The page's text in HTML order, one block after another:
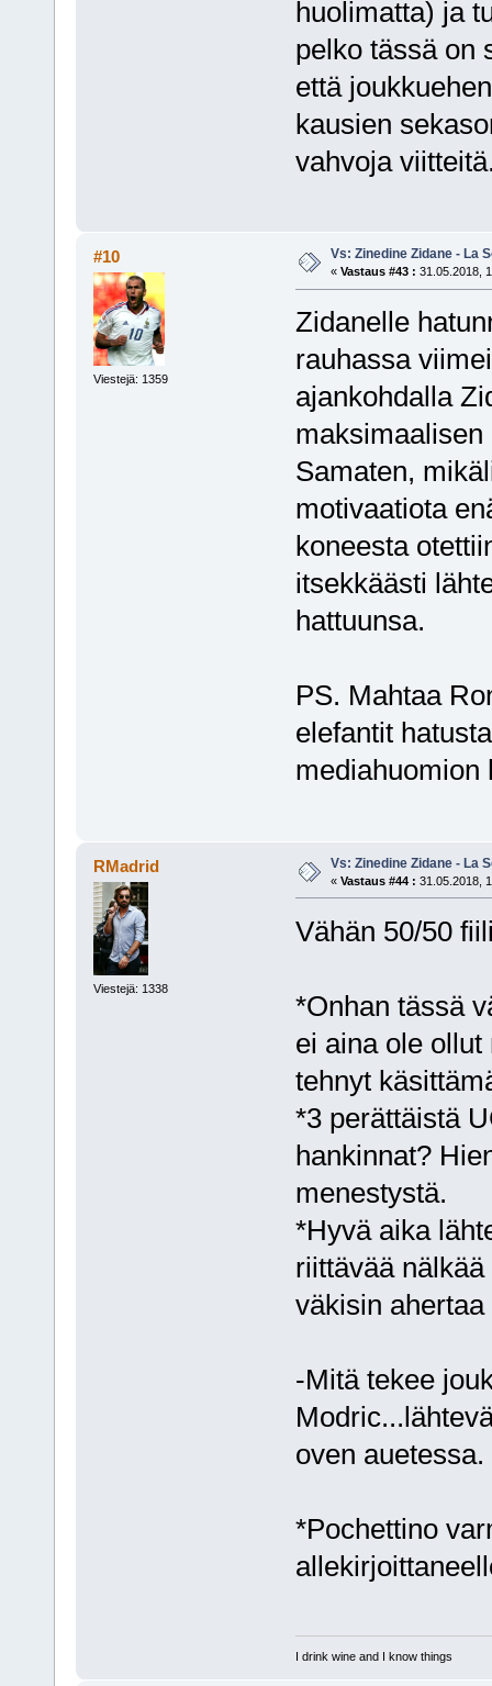
huolimatta) ja
pelko tässä on
että
kausien
vahvoja
#10
Viestejä: 1359
Vs: Zinedine Zidane - La
« Vastaus #43 : 31.05.2018,
Zidanelle
rauhassa
ajankohdalla
Samaten,
motivaatiota
koneesta
itsekkäästi
hattuunsa.
PS. Mahtaa
elefantit
RMadrid
Viestejä: 1338
Vs: Zinedine Zidane - La
« Vastaus #44 : 31.05.2018,
Vähän 50/50
*Onhan tässä
ei aina ole
tehnyt
*3 perättäistä
hankinnat?
menestystä.
*Hyvä aika
riittävää
väkisin
-Mitä tekee
oven auetessa.
*Pochettino
I drink wine and I know things